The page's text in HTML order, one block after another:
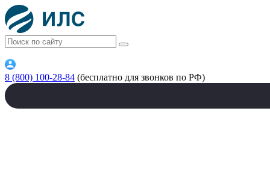
8 (800) 100-28-84 (бесплатно для звонков по РФ)